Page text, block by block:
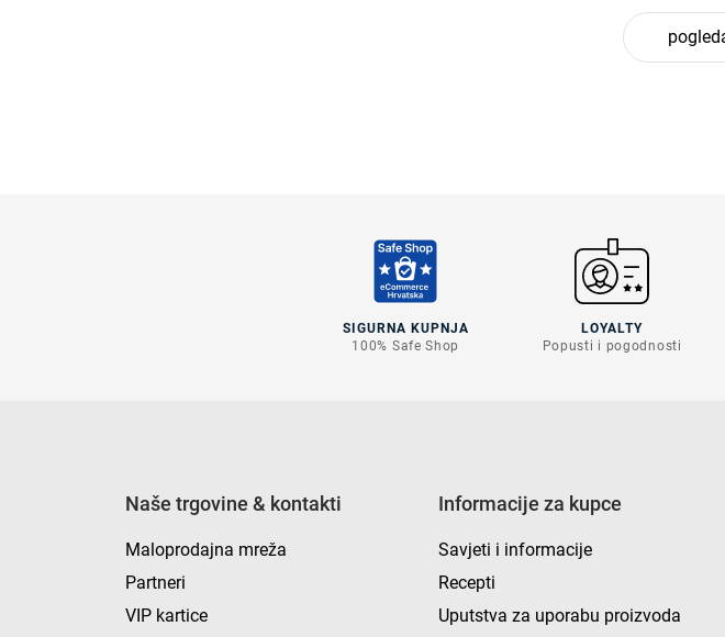
SIGURNA KUPNJA
100% Safe Shop
LOYALTY
Popusti i pogodnosti
Naše trgovine & kontakti
Maloprodajna mreža
Partneri
VIP kartice
Informacije za kupce
Savjeti i informacije
Recepti
Uputstva za uporabu proizvoda